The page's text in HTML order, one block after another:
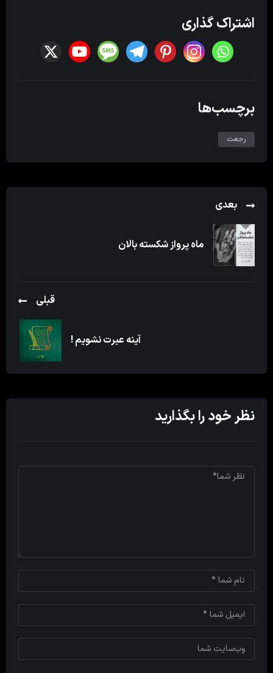
اشتراک گذاری
برچسب‌ها
رجعت
بعدی
ماه پرواز شکسته بالان
قبلی
آینه عبرت نشویم !
نظر خود را بگذارید